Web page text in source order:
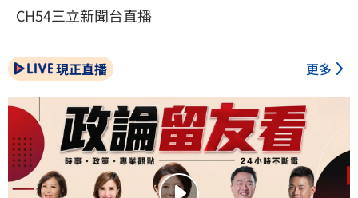
CH54三立新聞台直播
現正直播 更多